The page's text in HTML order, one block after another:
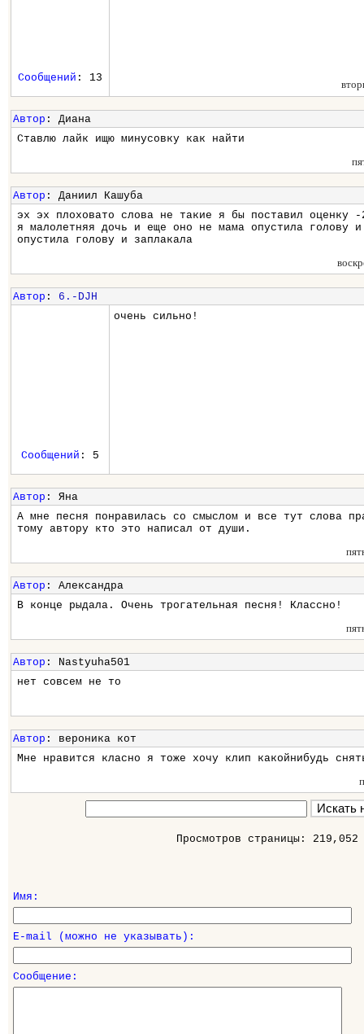
Сообщений : 13
Автор : Диана
Ставлю лайк ищю минусовку как найти
Автор : Даниил Кашуба
эх эх плоховато слова не такие я бы поставил оценку
я малолетняя дочь и еще оно не мама опустила голову
опустила голову и заплакала
Автор : 6.-DJH
очень сильно!
Сообщений : 5
Автор : Яна
А мне песня понравилась со смыслом и все тут слова
тому автору кто это написал от души.
Автор : Александра
В конце рыдала. Очень трогательная песня! Классно!
Автор : Nastyuha501
нет совсем не то
Автор : вероника кот
Мне нравится класно я тоже хочу клип какойнибудь
Просмотров страницы: 219,052
Имя:
E-mail (можно не указывать):
Сообщение: